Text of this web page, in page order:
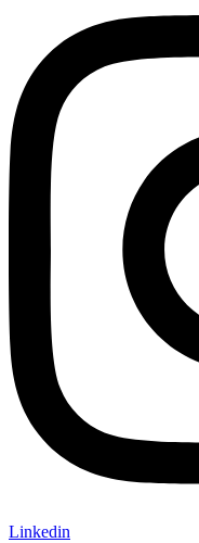
Linkedin